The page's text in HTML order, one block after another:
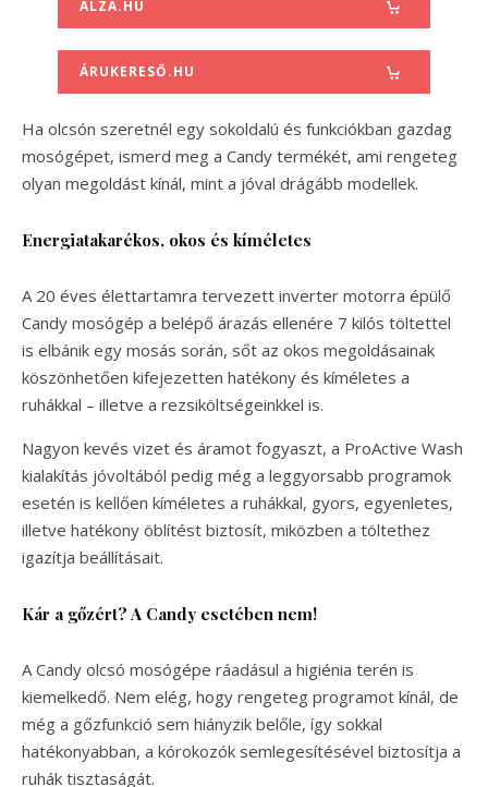
ALZA.HU
ÁRUKERESŐ.HU
Ha olcsón szeretnél egy sokoldalú és funkciókban gazdag
mosógépet, ismerd meg a Candy termékét, ami rengeteg
olyan megoldást kínál, mint a jóval drágább modellek.
Energiatakarékos, okos és kíméletes
A 20 éves élettartamra tervezett inverter motorra épülő
Candy mosógép a belépő árazás ellenére 7 kilós töltettel
is elbánik egy mosás során, sőt az okos megoldásainak
köszönhetően kifejezetten hatékony és kíméletes a
ruhákkal – illetve a rezsiköltségeinkkel is.
Nagyon kevés vizet és áramot fogyaszt, a ProActive Wash
kialakítás jóvoltából pedig még a leggyorsabb programok
esetén is kellően kíméletes a ruhákkal, gyors, egyenletes,
illetve hatékony öblítést biztosít, miközben a töltethez
igazítja beállításait.
Kár a gőzért? A Candy esetében nem!
A Candy olcsó mosógépe ráadásul a higiénia terén is
kiemelkedő. Nem elég, hogy rengeteg programot kínál, de
még a gőzfunkció sem hiányzik belőle, így sokkal
hatékonyabban, a kórokozók semlegesítésével biztosítja a
ruhák tisztaságát.